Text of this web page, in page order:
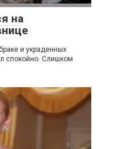
на
и украденных
спокойно. Слишком